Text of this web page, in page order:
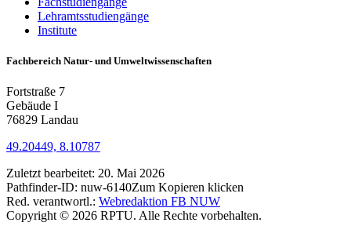
Lehramtsstudiengänge
Institute
Fachbereich Natur- und Umweltwissenschaften
Fortstraße 7
Gebäude I
76829 Landau
49.20449, 8.10787
Zuletzt bearbeitet: 20. Mai 2026
Pathfinder-ID: nuw-6140Zum Kopieren klicken
Red. verantwortl.: Webredaktion FB NUW
Copyright © 2026 RPTU. Alle Rechte vorbehalten.